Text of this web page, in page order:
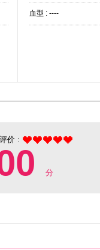
血型 : ----
价 :
分